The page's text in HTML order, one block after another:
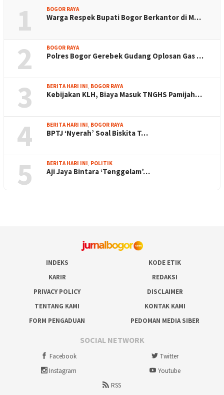
1 BOGOR RAYA
Warga Respek Bupati Bogor Berkantor di M…
2 BOGOR RAYA
Polres Bogor Gerebek Gudang Oplosan Gas …
3 BERITA HARI INI, BOGOR RAYA
Kebijakan KLH, Biaya Masuk TNGHS Pamijah…
4 BERITA HARI INI, BOGOR RAYA
BPTJ ‘Nyerah’ Soal Biskita T…
5 BERITA HARI INI, POLITIK
Aji Jaya Bintara ‘Tenggelam’…
INDEKS
KODE ETIK
KARIR
REDAKSI
PRIVACY POLICY
DISCLAIMER
TENTANG KAMI
KONTAK KAMI
FORM PENGADUAN
PEDOMAN MEDIA SIBER
SOCIAL NETWORK
Facebook
Twitter
Instagram
Youtube
RSS